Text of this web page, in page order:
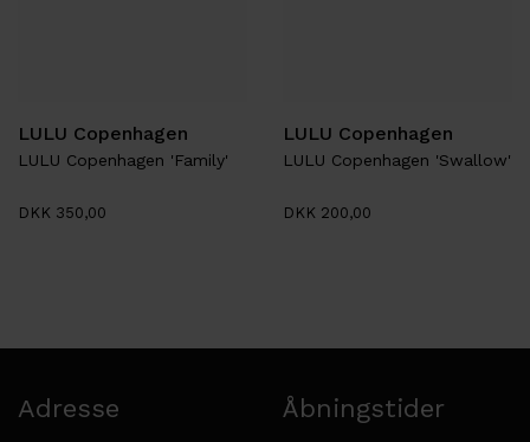
LULU Copenhagen
LULU Copenhagen 'Family'
DKK 350,00
LULU Copenhagen
LULU Copenhagen 'Swallow'
DKK 200,00
Adresse Åbningstider